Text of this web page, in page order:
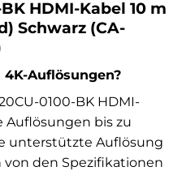
HDMI-Kabel 10 m
Schwarz (CA-
Auflösungen?
0100-BK HDMI-
bis zu
unterstützte Auflösung
den Spezifikationen